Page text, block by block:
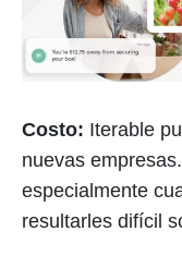
Costo: Iterable
nuevas
especialmente
resultarles difícil